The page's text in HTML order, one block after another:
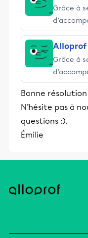
Grâce à
et leurs
Alloprof
Grâce à
et leurs
Bonne résolution
N’hésite pas à
questions :).
Émilie